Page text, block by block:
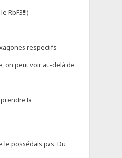
RbF3!!!)
respectifs
on peut voir au-delà de
la
le possédais pas. Du